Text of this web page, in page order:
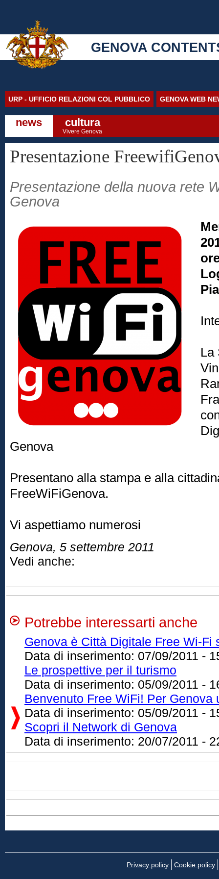
GENOVA
URP - UFFICIO RELAZIONI COL PUBBLICO GENOVA WEB
news cultura
Vivere Genova
Presentazione
Presentazione della nuova rete
Genova
La
Genova
Presentano alla stampa e alla
FreeWiFiGenova.
Vi aspettiamo numerosi
Genova, 5 settembre 2011
Vedi anche:
Potrebbe interessarti anche
Genova è Città Digitale Free Wi-Fi
Data di inserimento: 07/09/2011 -
Le prospettive per il turismo
Data di inserimento: 05/09/2011 -
Benvenuto Free WiFi! Per Genova
Data di inserimento: 05/09/2011 -
Scopri il Network di Genova
Data di inserimento: 20/07/2011 -
Privacy policy Cookie policy